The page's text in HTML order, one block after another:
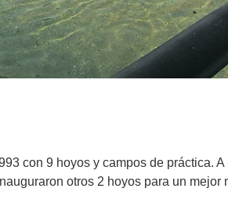
con 9 hoyos y campos de práctica.
otros 2 hoyos para un